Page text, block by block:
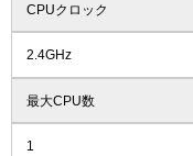
CPUクロック
2.4GHz
最大CPU数
1